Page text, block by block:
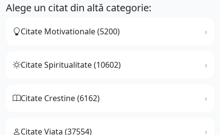
Alege un citat din altă categorie:
Citate Motivationale (5200)
Citate Spiritualitate (10602)
Citate Crestine (6162)
Citate Viata (37554)